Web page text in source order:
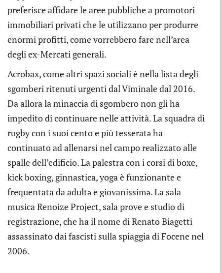
preferisce affidare le aree pubbliche a promotori
immobiliari privati che le utilizzano per produrre
enormi profitti, come vorrebbero fare nell’area
degli ex-Mercati generali.
Acrobax, come altri spazi sociali è nella lista degli
sgomberi ritenuti urgenti dal Viminale dal 2016.
Da allora la minaccia di sgombero non gli ha
impedito di continuare nelle attività. La squadra di
rugby con i suoi cento e più tesseratə ha
continuato ad allenarsi nel campo realizzato alle
spalle dell’edificio. La palestra con i corsi di boxe,
kick boxing, ginnastica, yoga è funzionante e
frequentata da adultə e giovanissimə. La sala
musica Renoize Project, sala prove e studio di
registrazione, che ha il nome di Renato Biagetti
assassinato dai fascisti sulla spiaggia di Focene nel
2006.